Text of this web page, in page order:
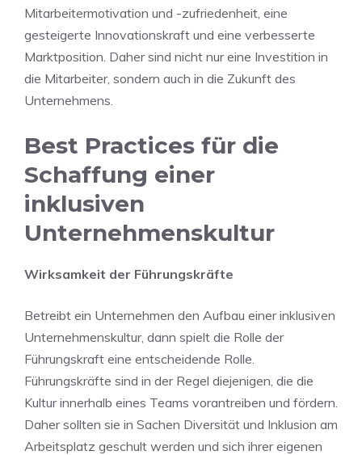
Mitarbeitermotivation und -zufriedenheit, eine
gesteigerte Innovationskraft und eine verbesserte
Marktposition. Daher ⁤sind nicht nur eine Investition in
die⁢ Mitarbeiter, sondern auch in die Zukunft ‌des
Unternehmens.
Best‍ Practices für‌ die
Schaffung einer
inklusiven
Unternehmenskultur
Wirksamkeit der Führungskräfte ‌
Betreibt ein​ Unternehmen ⁤den Aufbau einer inklusiven
Unternehmenskultur, dann spielt die ⁢Rolle der
Führungskraft eine entscheidende Rolle.
Führungskräfte sind in der Regel diejenigen, die die
Kultur⁤ innerhalb eines Teams vorantreiben und fördern.
Daher sollten sie in Sachen ‍Diversität⁣ und ‌Inklusion am
Arbeitsplatz geschult werden⁣ und sich ihrer eigenen